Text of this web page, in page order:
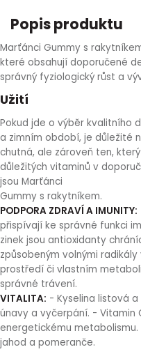
HLÍVA ÚSTŘIČNÁ
ČESNEK
ŽENŠEN
DETOXIKAČNÍ
ŠTÍTNÁ ŽLÁZA
KOENZYM Q10
MACA
SPECIÁLNÍ PÉČE
AROMATERAPIE
STRIE A
OPALOVÁNÍ
Popis produktu
Marťánci Gummy s
které obsahují doporučené
správný fyziologický růst a
Užití
Pokud jde o výběr kvalitního
a zimním období, je důležité
chutná, ale zároveň ten,
důležitých vitaminů v
jsou Marťánci
Gummy s rakytníkem.
PODPORA ZDRAVÍ A IMUNITY:
přispívají ke správné funkci
zinek jsou antioxidanty
způsobeným volnými
prostředí či vlastním
správné trávení.
VITALITA: - Kyselina listová
únavy a vyčerpání. - Vitamin
energetickému
jahod a pomeranče.